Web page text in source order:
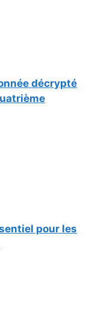
décrypté
pour les